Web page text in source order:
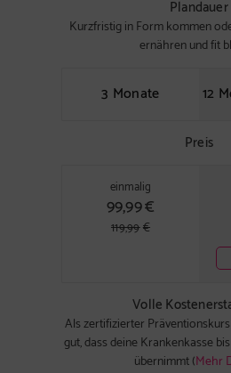
Plandauer
Kurzfristig in Form kommen
ernähren und fit
3 Monate 12
Preis
einmalig
99,99€
119,99€
Volle
Als zertifizierter
gut, dass deine Krankenkasse
übernimmt (Mehr